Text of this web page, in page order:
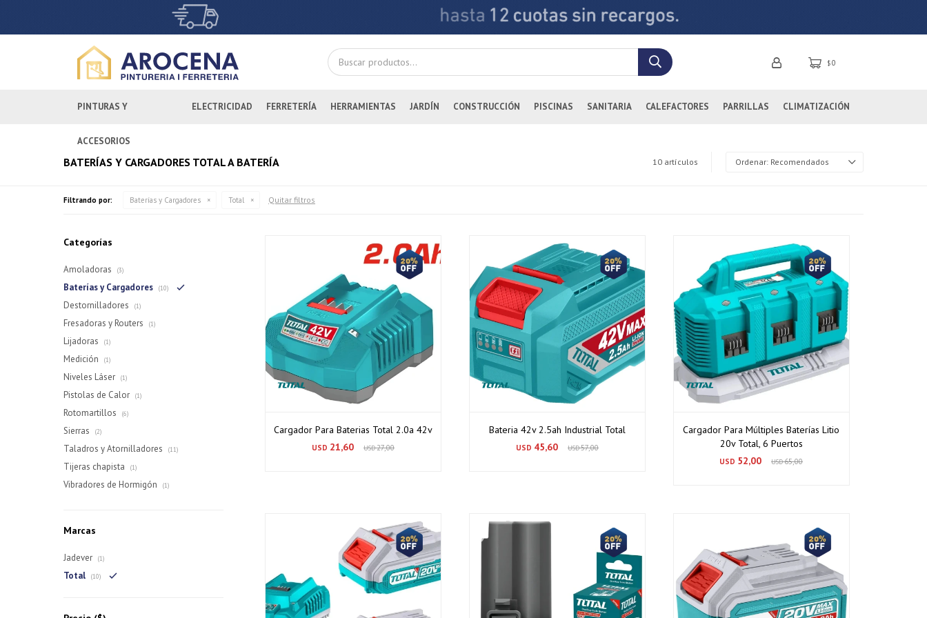
PINTURAS Y
ACCESORIOS
ELECTRICIDAD FERRETERÍA HERRAMIENTAS JARDÍN CONSTRUCCIÓN PISCINAS SANITARIA CALEFACTORES PARRILLAS CLIMATIZACIÓN
$0
BATERÍAS Y CARGADORES TOTAL A BATERÍA 10 artículos Recomendados
Filtrando por: Baterías y Cargadores Total Quitar filtros
Cargador Para Baterias Total 2.0a 42v
USD 21,60 USD27,00
Bateria 42v 2.5ah Industrial Total
USD 45,60 USD57,00
Cargador Para Múltiples Baterías Litio
20v Total, 6 Puertos
USD 52,00 USD65,00
Categorías
Amoladoras (3)
Baterías y Cargadores (10)
Destornilladores (1)
Fresadoras y Routers (1)
Lijadoras (1)
Medición (1)
Niveles Láser (1)
Pistolas de Calor (1)
Rotomartillos (6)
Sierras (2)
Taladros y Atornilladores (11)
Tijeras chapista (1)
Vibradores de Hormigón (1)
Marcas
Jadever (1)
Total (10)